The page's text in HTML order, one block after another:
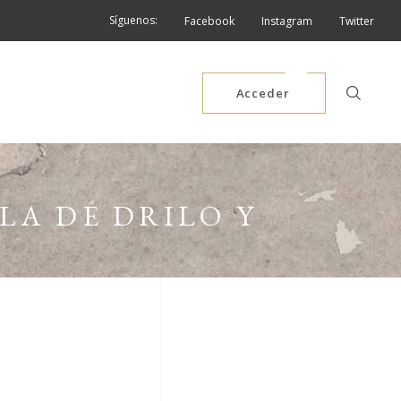
Síguenos: Facebook Instagram Twitter
Acceder
DE DRILO Y